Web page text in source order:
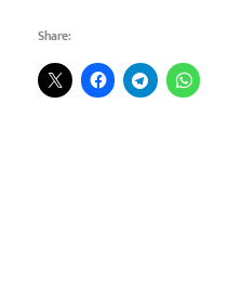
Share: